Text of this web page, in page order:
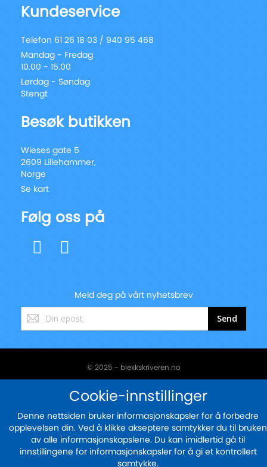
Kundeservice
Telefon 61 26 18 03 / 940 95 468
Mandag - Fredag
10.00 - 15.00
Lørdag - Søndag
Stengt
Besøk butikken
Wieses gate 5
2609 Lillehammer,
Norge
Se kart
Følg oss på
Meld deg på vårt nyhetsbrev
Registrer
deg
vårt
Send
© 2025 - blekkskriveren.no
Cookie-innstillinger
Denne nettsiden bruker informasjonskapsler for å forbedre
opplevelsen din. Ved å klikke akseptere samtykker du til bruken
av alle informasjonskapslene. Du kan imidlertid gå til
innstillingene for informasjonskapsler for å gi et kontrollert
samtykke.